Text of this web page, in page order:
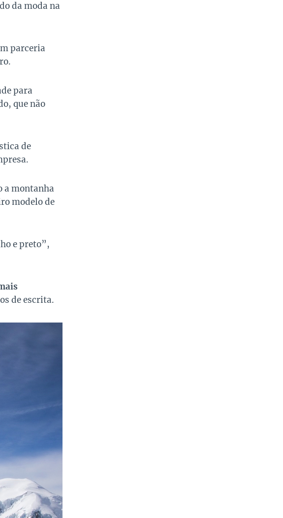
da moda na
parceria
para
que não
de
a montanha
modelo de
e preto”,
de escrita.